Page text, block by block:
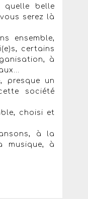
belle
serez là
ensemble,
certains
à
presque un
société
choisi et
à la
musique, à